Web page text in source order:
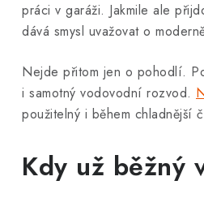
práci v garáži. Jakmile ale
dává smysl uvažovat o
Nejde přitom jen o pohodlí.
i samotný vodovodní rozvod.
použitelný i během chladnější
Kdy už běžný